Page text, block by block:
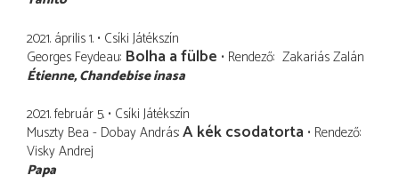
2021. április 1. Csíki Játékszín
Georges Feydeau Bolha a fülbe Rendező Zakariás Zalán
Étienne Chandebise inasa
2021. február 5. Csíki Játékszín
Muszty Bea - Dobay András A kék csodatorta Rendező
Visky Andrej
Papa